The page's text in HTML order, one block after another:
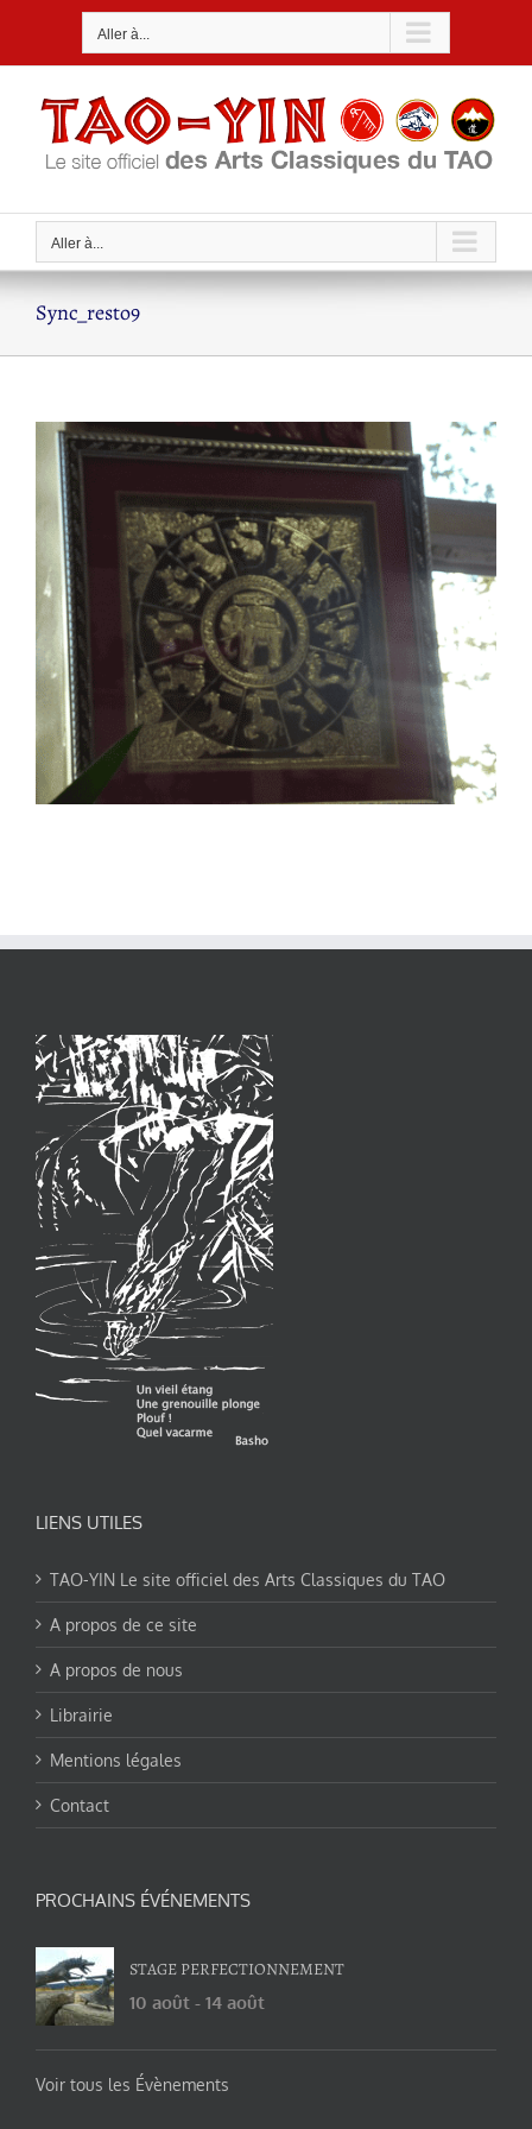
Aller à...
Aller à...
Sync_resto9
LIENS UTILES
TAO-YIN Le site officiel des Arts Classiques du TAO
A propos de ce site
A propos de nous
Librairie
Mentions légales
Contact
PROCHAINS ÉVÉNEMENTS
STAGE PERFECTIONNEMENT
10 août - 14 août
Voir tous les Évènements